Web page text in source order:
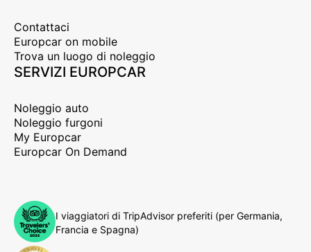
Contattaci
Europcar on mobile
Trova un luogo di noleggio
SERVIZI EUROPCAR
Noleggio auto
Noleggio furgoni
My Europcar
Europcar On Demand
I viaggiatori di TripAdvisor preferiti (per Germania,
Francia e Spagna)